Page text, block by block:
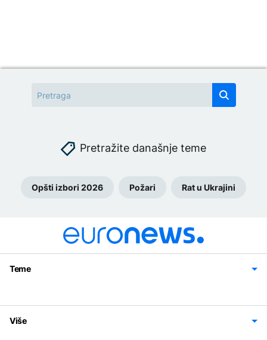
Pretražite današnje teme
Opšti izbori 2026 Požari Rat u Ukrajini
Teme
Svijet
Sport
Magazin
Više